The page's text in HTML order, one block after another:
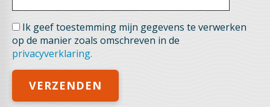
Ik geef toestemming mijn gegevens te verwerken
op de manier zoals omschreven in de
privacyverklaring.